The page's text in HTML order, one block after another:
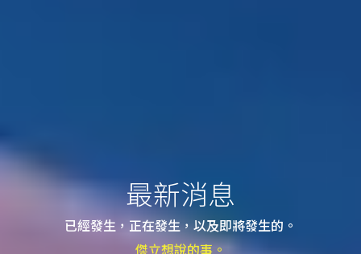
最新消息
已經發生，正在發生，以及即將發生的。
傑立想說的事。